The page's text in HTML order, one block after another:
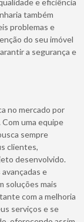
e eficiência
também
problemas e
do seu imóvel
a segurança e
no mercado por
uma equipe
sempre
clientes,
desenvolvido.
e
soluções mais
com a melhoria
serviços e se